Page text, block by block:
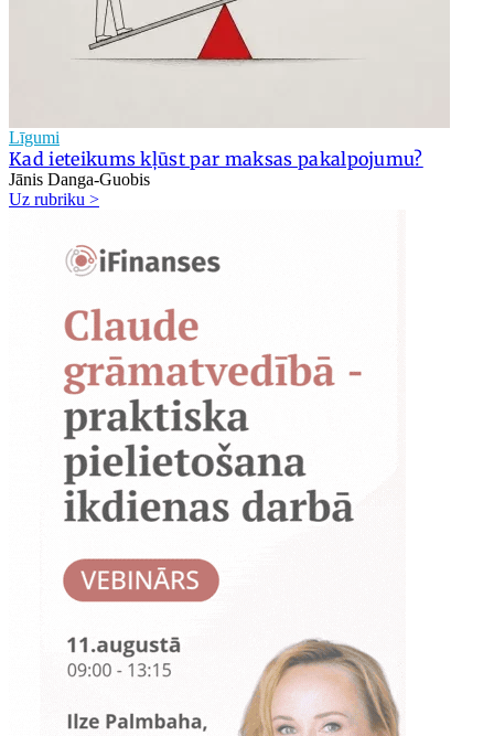
Līgumi
Kad ieteikums kļūst par maksas pakalpojumu?
Jānis Danga-Guobis
Uz rubriku >